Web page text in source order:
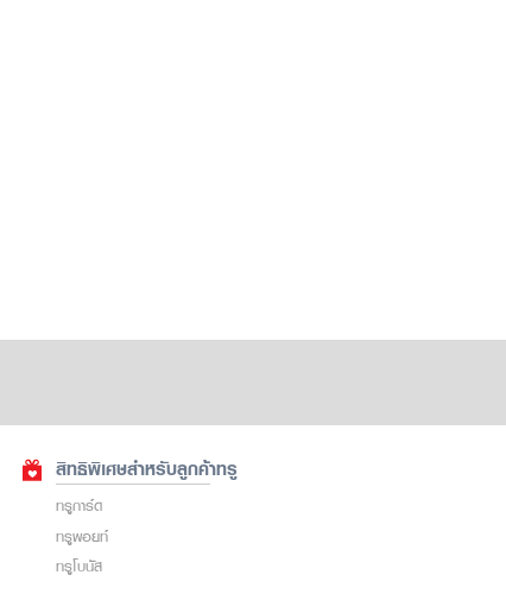
สิทธิพิเศษสำหรับลูกค้าทรู
ทรูการ์ด
ทรูพอยท์
ทรูโบนัส